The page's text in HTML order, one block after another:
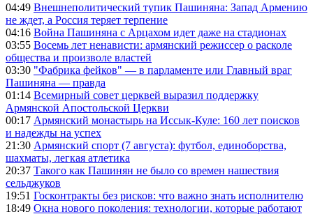
04:49 Внешнеполитический тупик Пашиняна: Запад Армению
не ждет, а Россия теряет терпение
04:16 Война Пашиняна с Арцахом идет даже на стадионах
03:55 Восемь лет ненависти: армянский режиссер о расколе
общества и произволе властей
03:30 "Фабрика фейков" — в парламенте или Главный враг
Пашиняна — правда
01:14 Всемирный совет церквей выразил поддержку
Армянской Апостольской Церкви
00:17 Армянский монастырь на Иссык-Куле: 160 лет поисков
и надежды на успех
21:30 Армянский спорт (7 августа): футбол, единоборства,
шахматы, легкая атлетика
20:37 Такого как Пашинян не было со времен нашествия
сельджуков
19:51 Госконтракты без рисков: что важно знать исполнителю
18:49 Окна нового поколения: технологии, которые работают